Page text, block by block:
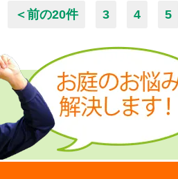
＜前の20件 3 4 5